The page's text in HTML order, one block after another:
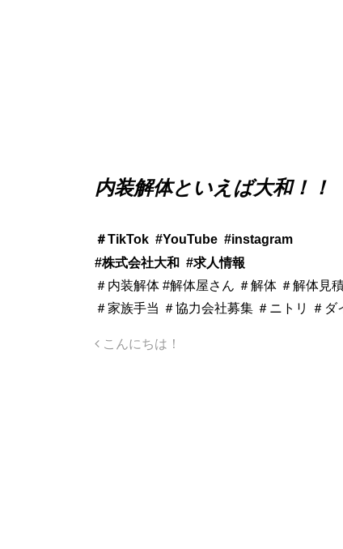
内装解体といえば大和！！
＃TikTok #YouTube #instagram
#株式会社大和 #求人情報
＃内装解体 #解体屋さん ＃解体 ＃解体見
＃家族手当 ＃協力会社募集 ＃ニトリ ＃ダ
こんにちは！